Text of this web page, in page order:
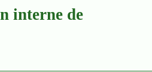
interne de